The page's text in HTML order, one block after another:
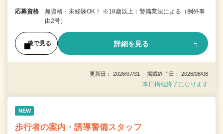
応募資格
無資格・未経験OK！ ※18歳以上：警備業法による（例外事
由2号）
後で見る 詳細を見る
更新日： 2026/07/31 掲載終了日： 2026/08/08
本日掲載終了になります
NEW
歩行者の案内・誘導警備スタッフ